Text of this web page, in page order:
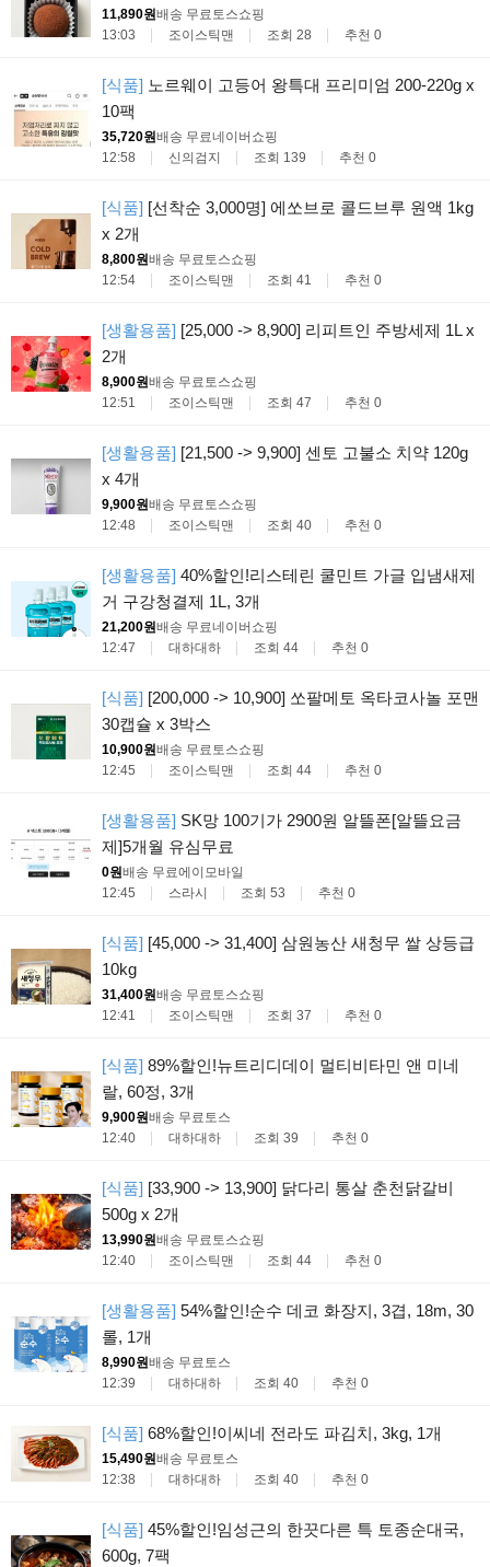
11,890원배송 무료토스쇼핑
13:03
조이스틱맨 조회 28 추천 0
[식품] 노르웨이 고등어 왕특대 프리미엄 200-220g x
10팩
35,720원배송 무료네이버쇼핑
12:58
신의검지 조회 139 추천 0
[식품] [선착순 3,000명] 에쏘브로 콜드브루 원액 1kg
x 2개
8,800원배송 무료토스쇼핑
12:54
조이스틱맨 조회 41 추천 0
[생활용품] [25,000 -> 8,900] 리피트인 주방세제 1L x
2개
8,900원배송 무료토스쇼핑
12:51
조이스틱맨 조회 47 추천 0
[생활용품] [21,500 -> 9,900] 센토 고불소 치약 120g
x 4개
9,900원배송 무료토스쇼핑
12:48
조이스틱맨 조회 40 추천 0
[생활용품] 40%할인!리스테린 쿨민트 가글 입냄새제
거 구강청결제 1L, 3개
21,200원배송 무료네이버쇼핑
12:47
대하대하 조회 44 추천 0
[식품] [200,000 -> 10,900] 쏘팔메토 옥타코사놀 포맨
30캡슐 x 3박스
10,900원배송 무료토스쇼핑
12:45
조이스틱맨 조회 44 추천 0
[생활용품] SK망 100기가 2900원 알뜰폰[알뜰요금
제]5개월 유심무료
0원배송 무료에이모바일
12:45
스라시 조회 53 추천 0
[식품] [45,000 -> 31,400] 삼원농산 새청무 쌀 상등급
10kg
31,400원배송 무료토스쇼핑
12:41
조이스틱맨 조회 37 추천 0
[식품] 89%할인!뉴트리디데이 멀티비타민 앤 미네
랄, 60정, 3개
9,900원배송 무료토스
12:40
대하대하 조회 39 추천 0
[식품] [33,900 -> 13,900] 닭다리 통살 춘천닭갈비
500g x 2개
13,990원배송 무료토스쇼핑
12:40
조이스틱맨 조회 44 추천 0
[생활용품] 54%할인!순수 데코 화장지, 3겹, 18m, 30
롤, 1개
8,990원배송 무료토스
12:39
대하대하 조회 40 추천 0
[식품] 68%할인!이씨네 전라도 파김치, 3kg, 1개
15,490원배송 무료토스
12:38
대하대하 조회 40 추천 0
[식품] 45%할인!임성근의 한끗다른 특 토종순대국,
600g, 7팩